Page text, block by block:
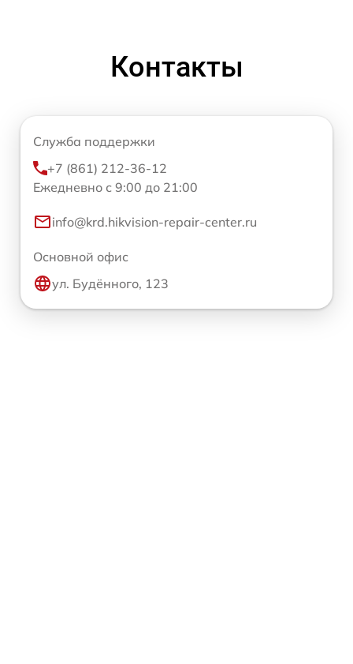
Контакты
Служба поддержки
+7 (861) 212-36-12
Ежедневно с 9:00 до 21:00
info@krd.hikvision-repair-center.ru
Основной офис
ул. Будённого, 123